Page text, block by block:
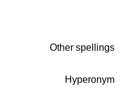
Other spellings
Hyperonym